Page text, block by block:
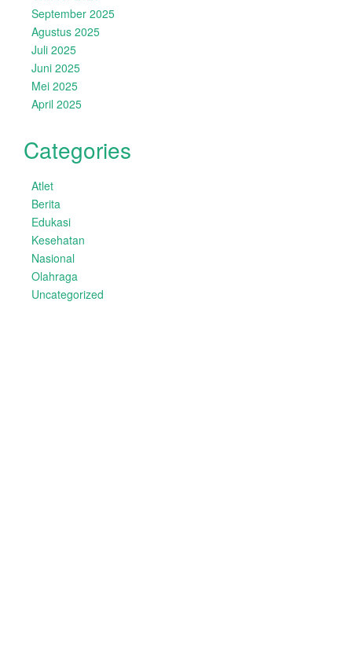
September 2025
Agustus 2025
Juli 2025
Juni 2025
Mei 2025
April 2025
Categories
Atlet
Berita
Edukasi
Kesehatan
Nasional
Olahraga
Uncategorized